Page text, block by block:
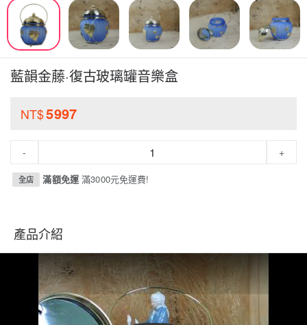
藍韻金藤·復古玻璃罐音樂盒
NT$5997
- +
全店 滿額免運滿3000元免運費!
產品介紹